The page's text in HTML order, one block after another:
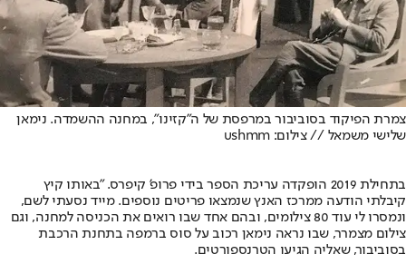
צמרת הפיקוד בסוביבור במרפסת של ה״קזינו״, במחנה ההשמדה. נימאן
שלישי משמאל // צילום: ushmm
בתחילת 2019 הופקדה עריכת הספר בידי פרופ' קיפרס. "באותו קיץ
קיבלתי הודעה ממרכז האנץ שנמצאו פריטים נוספים. מייד נסעתי לשם,
ונמסרו לי עוד 80 צילומים, ובהם אחד שבו רואים את הכניסה למחנה, וגם
צילום מצמרר, שבו נראה נימאן רכוב על סוס ברמפה בתחנת הרכבת
בסוביבור, שאליה הגיעו הטרנספורטים.